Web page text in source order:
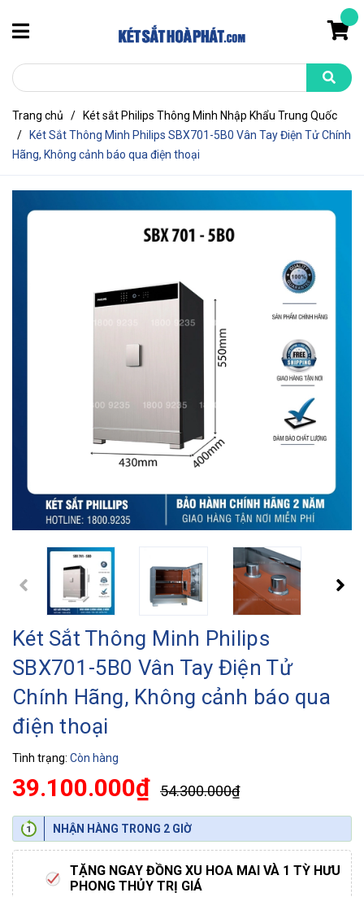
Trang chủ /
Két sắt Philips Thông Minh Nhập Khẩu Trung Quốc
/
Két Sắt Thông Minh Philips SBX701-5B0 Vân Tay Điện Tử Chính
Hãng, Không cảnh báo qua điện thoại
Két Sắt Thông Minh Philips
SBX701-5B0 Vân Tay Điện Tử
Chính Hãng, Không cảnh báo qua
điện thoại
Tình trạng: Còn hàng
39.100.000₫ 54.300.000₫
NHẬN HÀNG TRONG 2 GIỜ
TẶNG NGAY ĐỒNG XU HOA MAI VÀ 1 TỲ HƯU
PHONG THỦY TRỊ GIÁ